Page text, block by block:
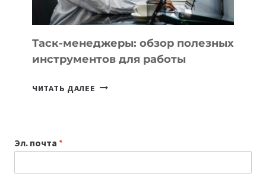
ПОРУЧИТЬ
УЖЕ
Таск-менеджеры: обзор полезных
инструментов для работы
ЧИТАТЬ ДАЛЕЕ ТАСК-
РАБОТЫ
Эл. почта *